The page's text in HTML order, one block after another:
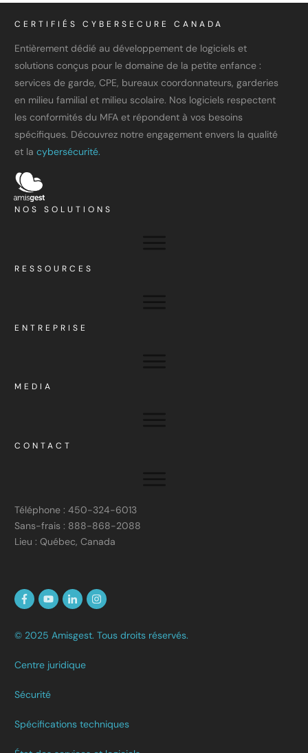
CERTIFIÉS CYBERSECURE CANADA
Entièrement dédié au développement de logiciels et
solutions conçus pour le domaine de la petite enfance :
services de garde, CPE, bureaux coordonnateurs, garderies
en milieu familial et milieu scolaire. Nos logiciels respectent
les conformités du MFA et répondent à vos besoins
spécifiques. Découvrez notre engagement envers la qualité
et la cybersécurité.
NOS SOLUTIONS
RESSOURCES
ENTREPRISE
MEDIA
CONTACT
Téléphone : 450-324-6013
Sans-frais : 888-868-2088
Lieu : Québec, Canada
© 2025 Amisgest. Tous droits réservés.
Centre juridique
Sécurité
Spécifications techniques